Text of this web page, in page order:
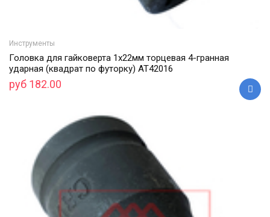
Инструменты
Головка для гайковерта 1х22мм торцевая 4-гранная
ударная (квадрат по футорку) АТ42016
руб 182.00